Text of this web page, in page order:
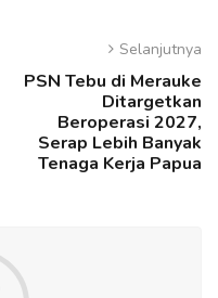
Selanjutnya
PSN Tebu di Merauke
Ditargetkan
Beroperasi 2027,
Serap Lebih Banyak
Tenaga Kerja Papua